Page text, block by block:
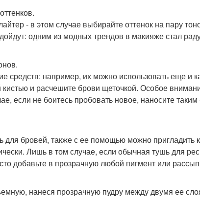
- в этом случае выбирайте оттенок на пару
одним из модных трендов в макияже стал
средств: например, их можно использовать еще и
и расчешите брови щеточкой. Особое
если не боитесь пробовать новое, наносите
для бровей, также с ее помощью можно пригладить
Лишь в том случае, если обычная тушь для
добавьте в прозрачную любой пигмент или
нанеся прозрачную пудру между двумя ее